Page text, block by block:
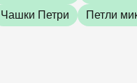
Чашки Петри Петли